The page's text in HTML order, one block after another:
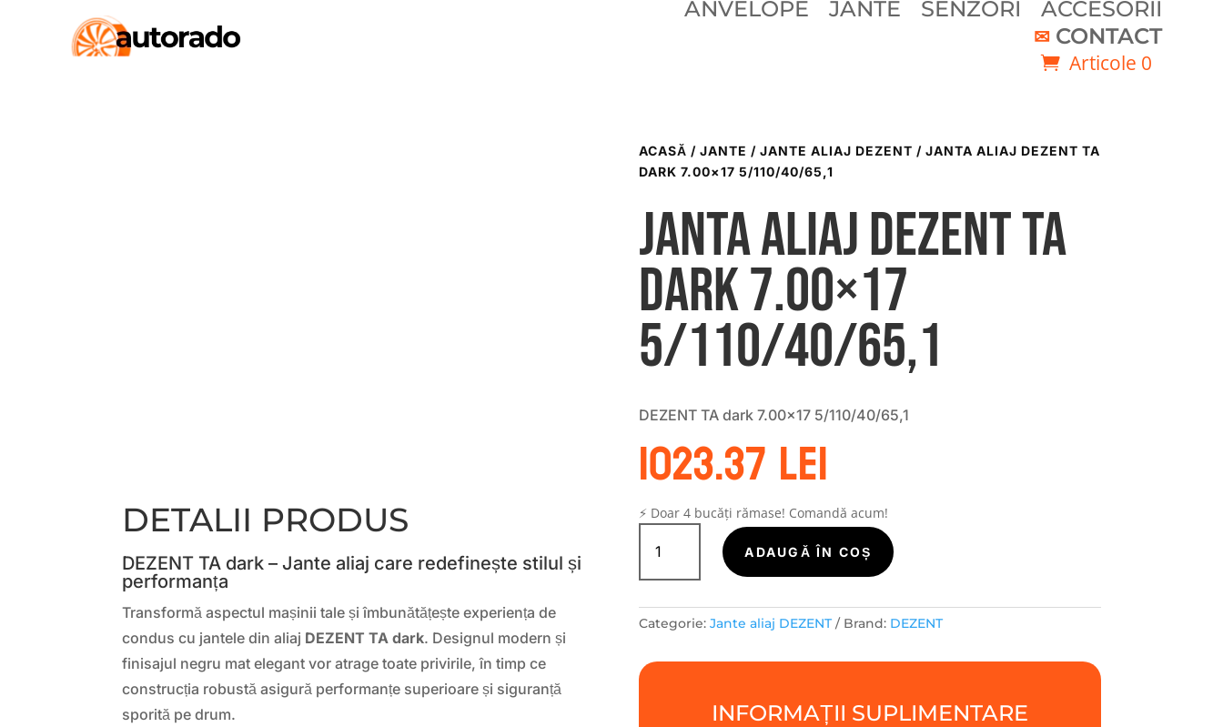
ANVELOPE JANTE SENZORI
ACCESORII
CONTACT
Articole 0
DETALII PRODUS
DEZENT TA dark – Jante aliaj care redefinește stilul și
performanța
Transformă aspectul mașinii tale și îmbunătățește experiența de
condus cu jantele din aliaj DEZENT TA dark. Designul modern și
finisajul negru mat elegant vor atrage toate privirile, în timp ce
construcția robustă asigură performanțe superioare și siguranță
sporită pe drum.
ACASĂ / JANTE / JANTE ALIAJ DEZENT / JANTA ALIAJ DEZENT TA
DARK 7.00×17 5/110/40/65,1
Janta aliaj DEZENT TA
dark 7.00×17
5/110/40/65,1
DEZENT TA dark 7.00×17 5/110/40/65,1
1023.37lei
⚡ Doar 4 bucăți rămase! Comandă acum!
Cantitate
Janta
aliaj
TA
dark
7.00x17
5/110/40/65,1
ADAUGĂ ÎN COȘ
Categorie: Jante aliaj DEZENT Brand: DEZENT
INFORMAȚII SUPLIMENTARE